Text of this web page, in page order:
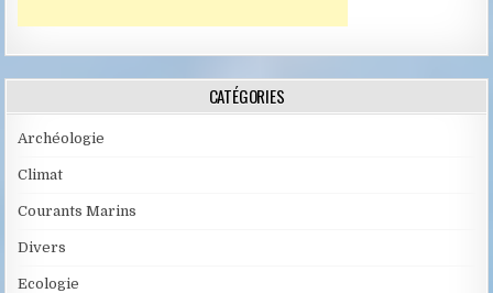
CATÉGORIES
Archéologie
Climat
Courants Marins
Divers
Ecologie